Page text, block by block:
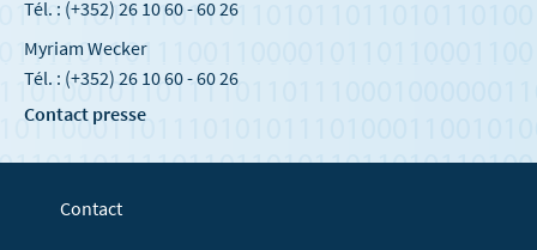
Tél. : (+352) 26 10 60 - 60 26
Myriam Wecker
Tél. : (+352) 26 10 60 - 60 26
Contact presse
Contact